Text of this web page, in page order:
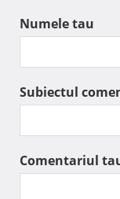
Numele tau
Subiectul
Comentariul